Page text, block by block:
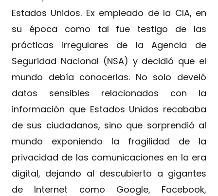
Estados Unidos. Ex empleado de la CIA, en
su época como tal fue testigo de las
prácticas irregulares de la Agencia de
Seguridad Nacional (NSA) y decidió que el
mundo debía conocerlas. No solo develó
datos sensibles relacionados con la
información que Estados Unidos recababa
de sus ciudadanos, sino que sorprendió al
mundo exponiendo la fragilidad de la
privacidad de las comunicaciones en la era
digital, dejando al descubierto a gigantes
de Internet como Google, Facebook,